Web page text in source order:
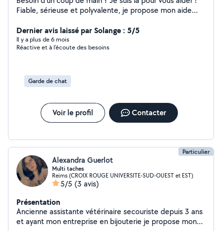
Fiable, sérieuse et polyvalente, je propose mon aide
vos courses Garde d'enfants Monter vos meubles Vous
aider pour un déménagement Garde d'animaux (Chiens
et Chats) Petits travaux et bricolage Et bien d'autres
contacter. Je m'adapte à vos demandes et je fais
toujours le maximum pour que vous soyez satisfait.
Dernier avis laissé par Solange : 5/5
Il y a plus de 6 mois
Réactive et à l'écoute des besoins
Garde de chat
Voir le profil Contacter
Particulier
Alexandra Guerlot
Multi taches
Reims (CROIX ROUGE UNIVERSITE-SUD-OUEST et EST)
5/5 (3 avis)
Présentation
Ancienne assistante vétérinaire secouriste depuis 3 ans
et ayant mon entreprise en bijouterie je propose mon